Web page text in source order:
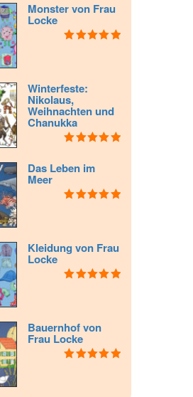
Monster von Frau
Locke
Winterfeste:
Nikolaus,
Weihnachten und
Chanukka
Das Leben im
Meer
Kleidung von Frau
Locke
Bauernhof von
Frau Locke